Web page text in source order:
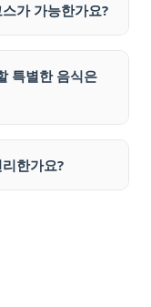
가 가능한가요?
특별한 음식은
한가요?